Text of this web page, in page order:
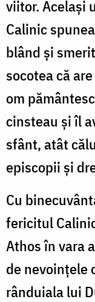
viitor. Același
Calinic
blând și
socotea că
om
cinsteau și îl
sfânt, atât
episcopii și
Cu
fericitul
Athos în vara
de nevoințele
rânduiala lui